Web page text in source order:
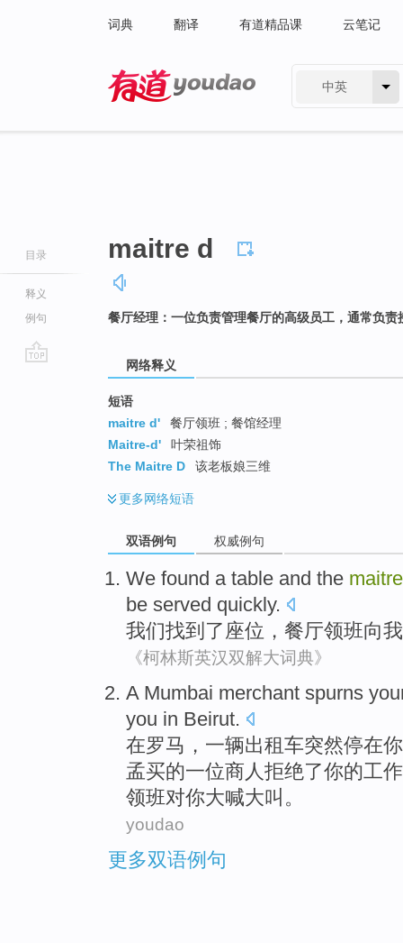
词典 翻译 有道精品课 云笔记
中英
目录
释义
例句
maitre d
餐厅经理：一位负责管理餐厅的高级员工，通常负
网络释义
短语
maitre d'
餐厅领班 ; 餐馆经理
Maitre-d'
叶荣祖饰
The Maitre D
该老板娘三维
更多网络短语
双语例句 权威例句
We found a table and the maitre
be served quickly.
我们找到 了 座位 ， 餐厅领班向
《柯林斯英汉双解大词典》
A Mumbai merchant spurns
you in Beirut.
在罗马， 一辆出租车突然停在你
孟买的一位商人拒绝了你的工
领班对你大喊大叫。
youdao
更多双语例句